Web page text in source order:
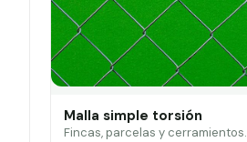
Malla simple torsión
Fincas, parcelas y cerramientos.